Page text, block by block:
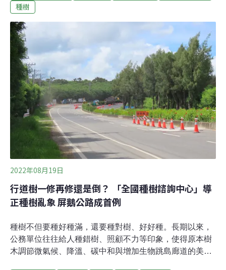
灣樹人會秘書長潘翰疆指出，台北市今年10月發生關水門
水，更宏觀來看，可以是極端氣候下，城市治理與氣候變
遷調適的重大課題。未見綠化、樹保政見 民團籲候選人保
護城市綠地今年11月已入深秋，中南部高溫還時常站上
30°C。森林城市協會、台灣樹人會、新北市看守土城愛綠
協會今天舉行「城市綠化與樹木保護政見在哪裡？」記者
會，邀請地方首長候選人簽署「城市綠化與樹木保護」承
諾書，呼籲未來的市長們善待樹木，保護城市中的林蔭、
綠地、生態，樹木更有助於改善空氣品質。承諾書訴求包
括，仿效新加坡花園城市發展委員會，成立
種樹
2022年08月19日
行道樹一修再修還是倒？ 「全國種樹諮詢中心」導
正種樹亂象 屏鵝公路成首例
種樹不但要種好種滿，還要種對樹、好好種。長期以來，
公務單位往往給人種錯樹、照顧不力等印象，使得原本樹
木調節微氣候、降溫、碳中和與增加生物跳島廊道的美意